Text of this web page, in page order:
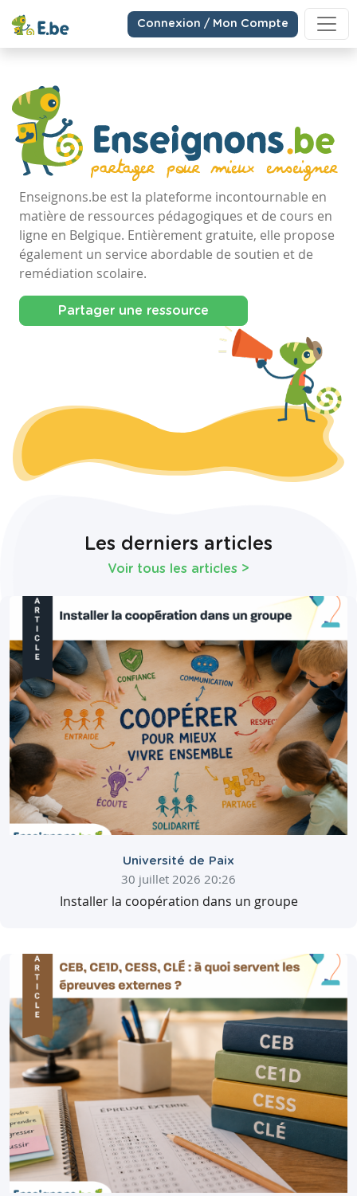
Connexion / Mon Compte
Enseignons.be est la plateforme incontournable en
matière de ressources pédagogiques et de cours en
ligne en Belgique. Entièrement gratuite, elle propose
également un service abordable de soutien et de
remédiation scolaire.
Partager une ressource
Les derniers articles
Voir tous les articles >
Université de Paix
30 juillet 2026 20:26
Installer la coopération dans un groupe